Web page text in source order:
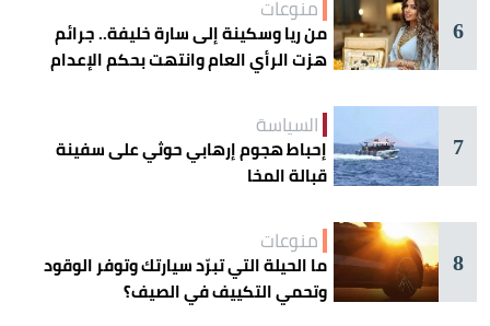
6
منوعات
من ريا وسكينة إلى سارة خليفة.. جرائم
هزت الرأي العام وانتهت بحكم الإعدام
7
السياسة
إحباط هجوم إرهابي حوثي على سفينة
قبالة المخا
8
منوعات
ما الحيلة التي تبرّد سيارتك وتوفر الوقود
وتحمي التكييف في الصيف؟